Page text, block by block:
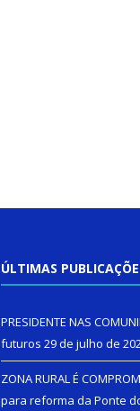
ÚLTIMAS
PRESIDENTE NAS
futuros 29 de julho de
ZONA RURAL É
para reforma da Ponte